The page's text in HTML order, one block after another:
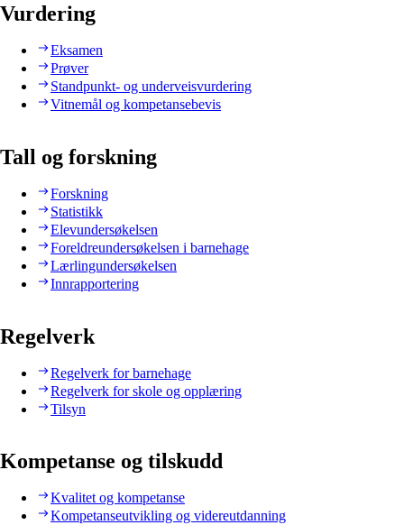
Vurdering
Eksamen
Prøver
Standpunkt- og underveisvurdering
Vitnemål og kompetansebevis
Tall og forskning
Forskning
Statistikk
Elevundersøkelsen
Foreldreundersøkelsen i barnehage
Lærlingundersøkelsen
Innrapportering
Regelverk
Regelverk for barnehage
Regelverk for skole og opplæring
Tilsyn
Kompetanse og tilskudd
Kvalitet og kompetanse
Kompetanseutvikling og videreutdanning